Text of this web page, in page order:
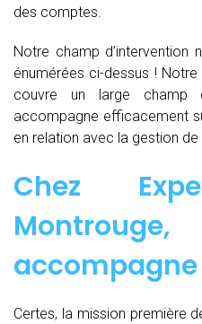
des comptes.
Notre champ d’intervention
énumérées ci-dessus !
couvre un large champ
accompagne efficacement
en relation avec la gestion
Chez
accompagne
Certes, la mission première